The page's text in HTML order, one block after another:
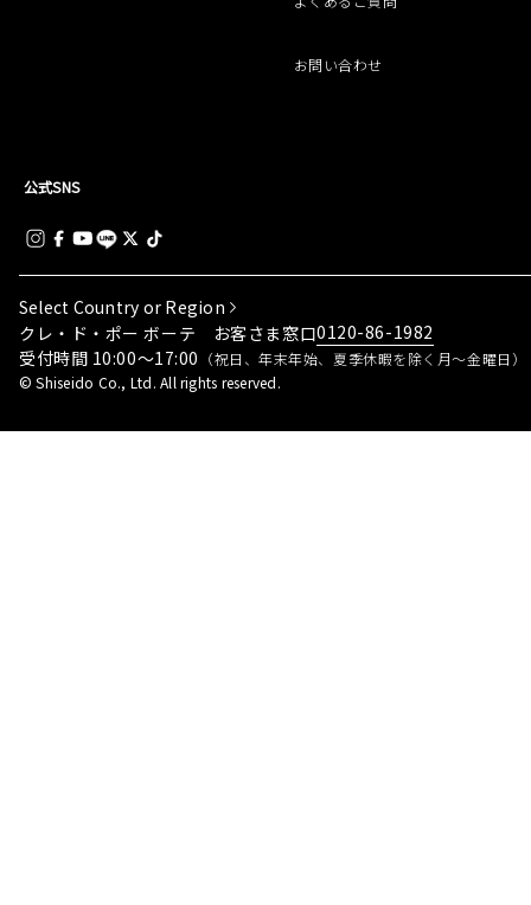
お問い合わせ
公式SNS
Select Country or Region
クレ・ド・ポー ボーテ お客さま窓口0120-86-1982
受付時間 10:00～17:00 （祝日、年末年始、夏季休暇を除く月～金曜日）
© Shiseido Co., Ltd. All rights reserved.